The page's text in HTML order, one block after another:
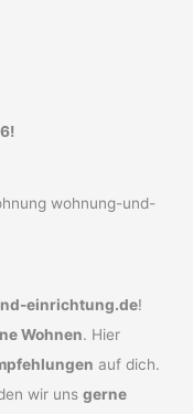
einrichtung.de!
Wohnen. Hier
auf dich.
wir unsgerne